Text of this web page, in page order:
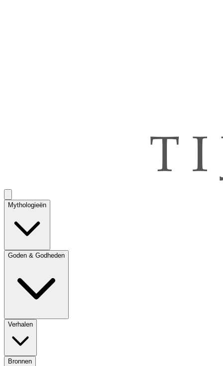
Mythologieën
Goden & Godheden
Verhalen
Bronnen